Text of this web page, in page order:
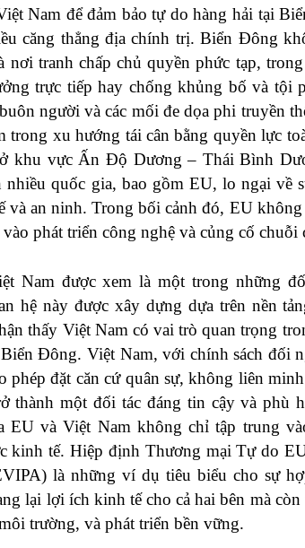
Nam để đảm bảo tự do hàng hải tại
căng thẳng địa chính trị. Biển Đông
nơi tranh chấp chủ quyền phức tạp,
trực tiếp hay chống khủng bố và tội
người và các mối đe dọa phi truyền
trong xu hướng tái cân bằng quyền lực
khu vực Ấn Độ Dương – Thái Bình
nhiều quốc gia, bao gồm EU, lo ngại về
và an ninh. Trong bối cảnh đó, EU
phát triển công nghệ và củng cố chuỗi
Nam được xem là một trong những
hệ này được xây dựng dựa trên nền
thấy Việt Nam có vai trò quan trọng
Đông. Việt Nam, với chính sách đối
phép đặt căn cứ quân sự, không liên
thành một đối tác đáng tin cậy và phù
EU và Việt Nam không chỉ tập trung
kinh tế. Hiệp định Thương mại Tự do
là những ví dụ tiêu biểu cho sự
lại lợi ích kinh tế cho cả hai bên mà
trường, và phát triển bền vững.